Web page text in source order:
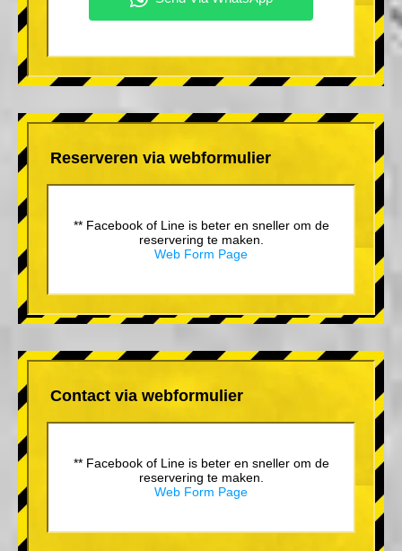
Reserveren via webformulier
** Facebook of Line is beter en sneller om de
reservering te maken.
Web Form Page
Contact via webformulier
** Facebook of Line is beter en sneller om de
reservering te maken.
Web Form Page